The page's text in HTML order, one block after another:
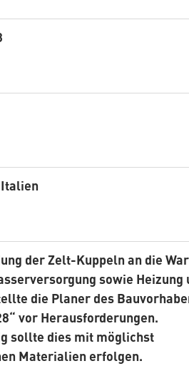
der Zelt-Kuppeln an die
sowie Heizung
die Planer des
vor Herausforderungen.
sollte dies mit möglichst
Materialien erfolgen.